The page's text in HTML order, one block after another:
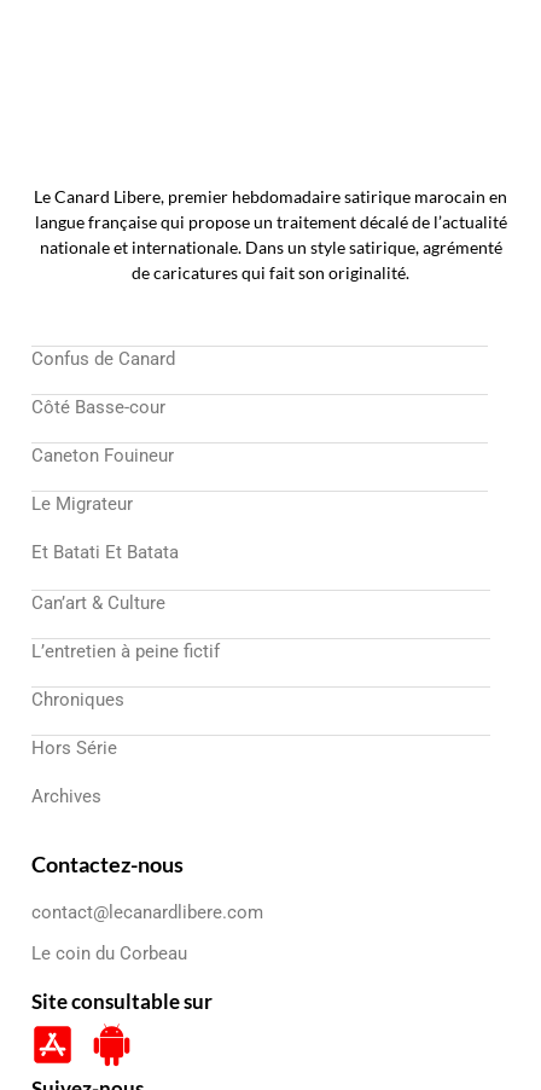
Le Canard Libere, premier hebdomadaire satirique marocain en
langue française qui propose un traitement décalé de l’actualité
nationale et internationale. Dans un style satirique, agrémenté
de caricatures qui fait son originalité.
Confus de Canard
Côté Basse-cour
Caneton Fouineur
Le Migrateur
Et Batati Et Batata
Can’art & Culture
L’entretien à peine fictif
Chroniques
Hors Série
Archives
Contactez-nous
contact@lecanardlibere.com
Le coin du Corbeau
Site consultable sur